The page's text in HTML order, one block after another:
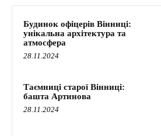
Будинок офіцерів Вінниці:
унікальна архітектура та
атмосфера
28.11.2024
Таємниці старої Вінниці:
башта Артинова
28.11.2024